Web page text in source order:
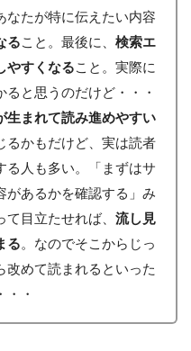
なたが特に伝えたい内容
ること。最後に、 検索エ
やすくなること。実際に
と思うのだけど・・・
生まれて読み進めやすい
るかもだけど、実は読者
る人も多い。「まずはサ
があるかを確認する」み
目立たせれば、 流し見
る。なのでそこからじっ
改めて読まれるといった
・